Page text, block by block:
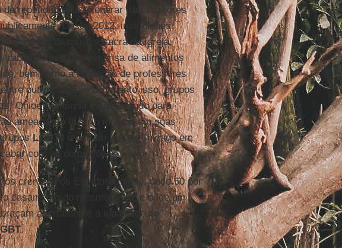
repetidamente exonerar trabalhadores
Desde 2012, instituições
diretores de música sacra da Igreja,
de despensa de alimentos
bem como a liberação de professores
outros lugares. Enquanto isso, grupos
Ohioe Califórnia estão lutando para
ameaçando fazer o mesmo em suas
LGBTs
reuniram-se em Chicago em
com as demissões.
crentes nos Estados Unidos, onde 60 por
casamento do mesmo sexo, e onde um
abertamente a igualdade no
.